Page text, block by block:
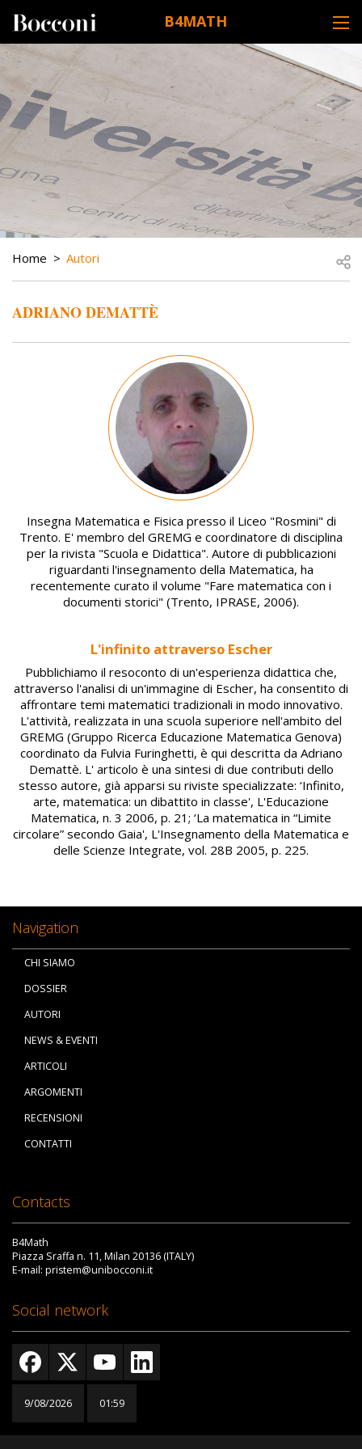
B4MATH
DESK NAVIGATION
BREADCRUMB
Home Autori
ADRIANO DEMATTÈ
Insegna Matematica e Fisica presso il Liceo "Rosmini" di
Trento. E' membro del GREMG e coordinatore di disciplina
per la rivista "Scuola e Didattica". Autore di pubblicazioni
riguardanti l'insegnamento della Matematica, ha
recentemente curato il volume "Fare matematica con i
documenti storici" (Trento, IPRASE, 2006).
L'infinito attraverso Escher
Pubblichiamo il resoconto di un'esperienza didattica che,
attraverso l'analisi di un'immagine di Escher, ha consentito di
affrontare temi matematici tradizionali in modo innovativo.
L'attività, realizzata in una scuola superiore nell'ambito del
GREMG (Gruppo Ricerca Educazione Matematica Genova)
coordinato da Fulvia Furinghetti, è qui descritta da Adriano
Demattè. L' articolo è una sintesi di due contributi dello
stesso autore, già apparsi su riviste specializzate: ‘Infinito,
arte, matematica: un dibattito in classe', L'Educazione
Matematica, n. 3 2006, p. 21; ‘La matematica in “Limite
circolare” secondo Gaia', L'Insegnamento della Matematica e
delle Scienze Integrate, vol. 28B 2005, p. 225.
Navigation
CHI SIAMO
DOSSIER
AUTORI
NEWS & EVENTI
ARTICOLI
ARGOMENTI
RECENSIONI
CONTATTI
Contacts
B4Math
Piazza Sraffa n. 11, Milan 20136 (ITALY)
E-mail: pristem@unibocconi.it
Social network
9/08/2026 01:59